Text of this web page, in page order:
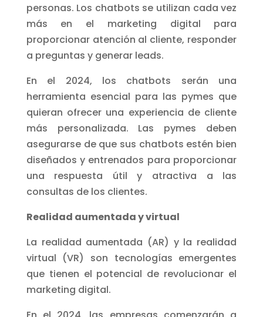
personas. Los chatbots se utilizan cada vez
más en el marketing digital para
proporcionar atención al cliente, responder
a preguntas y generar leads.
En el 2024, los chatbots serán una
herramienta esencial para las pymes que
quieran ofrecer una experiencia de cliente
más personalizada. Las pymes deben
asegurarse de que sus chatbots estén bien
diseñados y entrenados para proporcionar
una respuesta útil y atractiva a las
consultas de los clientes.
Realidad aumentada y virtual
La realidad aumentada (AR) y la realidad
virtual (VR) son tecnologías emergentes
que tienen el potencial de revolucionar el
marketing digital.